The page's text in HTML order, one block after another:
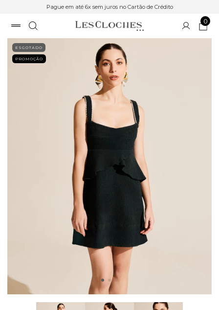
Pague em até 6x sem juros no Cartão de Crédito
0
ESGOTADO
PROMOÇÃO